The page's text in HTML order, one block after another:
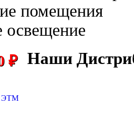
помещения
освещение
₽ Наши